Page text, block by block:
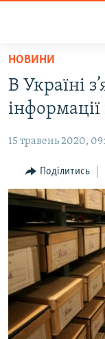
Перейти
основного
матеріалу
Перейти
до
навігації
Перейти
до
пошуку
ВОДА.КРИМ
ВІДЕО ТА ФОТО
ПОЛІТИКА
БЛОГИ
ПОГЛЯД
ІНТЕРВ'Ю
ВСЕ ЗА ДЕНЬ
СПЕЦПРОЕКТИ
ДЕПОРТАЦІЯ
ВІДЕОУРОКИ
ЯК ОБІЙТИ
Русский
НОВИНИ
В Україні
15 травень 2020,
Поділитись